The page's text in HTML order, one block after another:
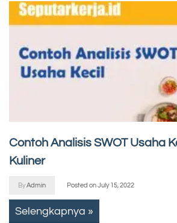
Contoh Analisis SWOT Usaha
Kuliner
ByAdmin Posted onJuly 15, 2022
Selengkapnya »